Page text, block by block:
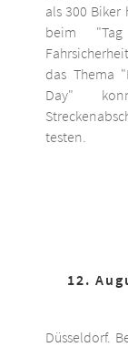
als 300
beim
das Thema
Day"
testen.
12.
Düsseldorf.